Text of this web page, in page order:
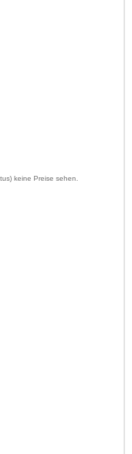
keine Preise sehen.